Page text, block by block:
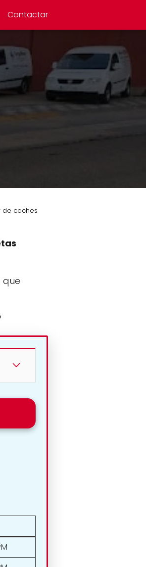
Contactar
de coches
que